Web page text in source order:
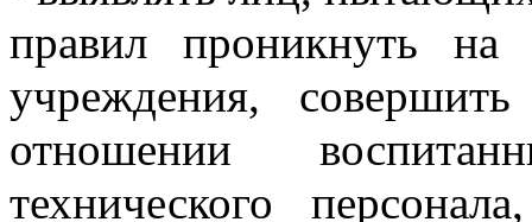
правил проникнуть на
учреждения,
отношении
технического